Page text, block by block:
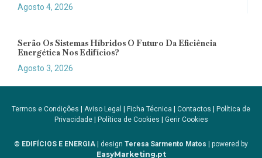
Agosto 4, 2026
Serão Os Sistemas Híbridos O Futuro Da Eficiência
Energética Nos Edifícios?
Agosto 3, 2026
Termos e Condições | Aviso Legal | Ficha Técnica | Contactos | Política de
Privacidade| Política de Cookies | Gerir Cookies
© EDIFÍCIOS E ENERGIA | design Teresa Sarmento Matos | powered by
EasyMarketing.pt